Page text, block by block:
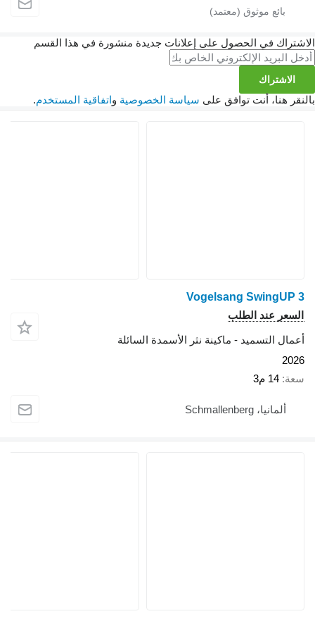
الاشتراك في الحصول على إعلانات جديدة منشورة في هذا القسم
الاشتراك
بالنقر هنا، أنت توافق على سياسة الخصوصية واتفاقية المستخدم.
Vogelsang SwingUP 3
السعر عند الطلب
أعمال التسميد - ماكينة نثر الأسمدة السائلة
2026
سعة 14 م3
ألمانيا، Schmallenberg